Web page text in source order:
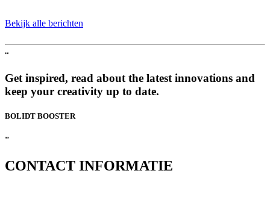
Bekijk alle berichten
“
Get inspired, read about the latest innovations and
keep your creativity up to date.
BOLIDT BOOSTER
”
CONTACT INFORMATIE